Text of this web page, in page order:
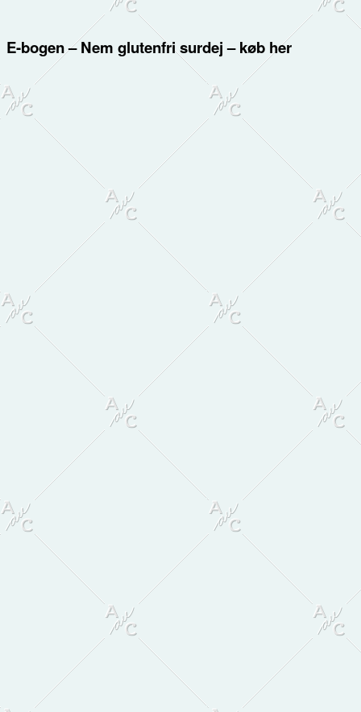
E-bogen – Nem glutenfri surdej – køb her